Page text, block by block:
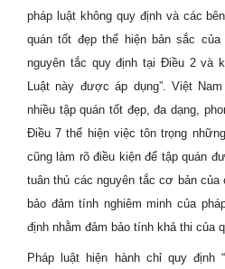
pháp luật không quy định và các
quán tốt đẹp thể hiện bản sắc
nguyên tắc quy định tại Điều 2 và
Luật này được áp dụng”. Việt
nhiều tập quán tốt đẹp, đa dạng,
Điều 7 thể hiện việc tôn trọng
cũng làm rõ điều kiện để tập quán
tuân thủ các nguyên tắc cơ bản của
bảo đảm tính nghiêm minh của
định nhằm đảm bảo tính khả thi của
Pháp luật hiện hành chỉ quy định